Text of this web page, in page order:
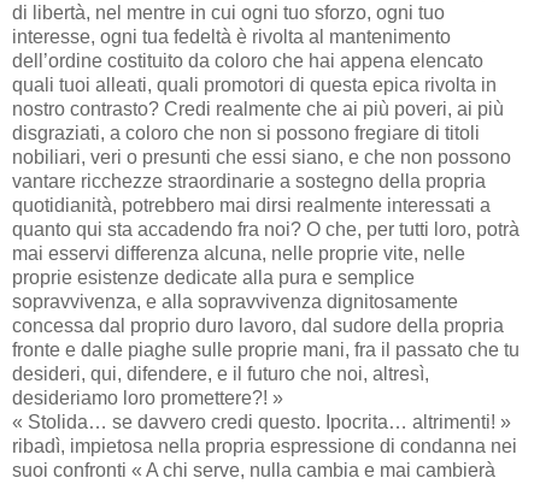
di libertà, nel mentre in cui ogni tuo sforzo, ogni tuo
interesse, ogni tua fedeltà è rivolta al mantenimento
dell’ordine costituito da coloro che hai appena elencato
quali tuoi alleati, quali promotori di questa epica rivolta in
nostro contrasto? Credi realmente che ai più poveri, ai più
disgraziati, a coloro che non si possono fregiare di titoli
nobiliari, veri o presunti che essi siano, e che non possono
vantare ricchezze straordinarie a sostegno della propria
quotidianità, potrebbero mai dirsi realmente interessati a
quanto qui sta accadendo fra noi? O che, per tutti loro, potrà
mai esservi differenza alcuna, nelle proprie vite, nelle
proprie esistenze dedicate alla pura e semplice
sopravvivenza, e alla sopravvivenza dignitosamente
concessa dal proprio duro lavoro, dal sudore della propria
fronte e dalle piaghe sulle proprie mani, fra il passato che tu
desideri, qui, difendere, e il futuro che noi, altresì,
desideriamo loro promettere?! »
« Stolida… se davvero credi questo. Ipocrita… altrimenti! »
ribadì, impietosa nella propria espressione di condanna nei
suoi confronti « A chi serve, nulla cambia e mai cambierà